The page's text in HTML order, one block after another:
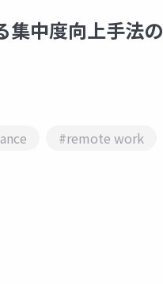
集中度向上手法の
#remote work